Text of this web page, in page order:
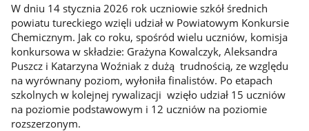
W dniu 14 stycznia 2026 rok uczniowie szkół średnich
powiatu tureckiego wzięli udział w Powiatowym Konkursie
Chemicznym. Jak co roku, spośród wielu uczniów, komisja
konkursowa w składzie: Grażyna Kowalczyk, Aleksandra
Puszcz i Katarzyna Woźniak z dużą trudnością, ze względu
na wyrównany poziom, wyłoniła finalistów. Po etapach
szkolnych w kolejnej rywalizacji wzięło udział 15 uczniów
na poziomie podstawowym i 12 uczniów na poziomie
rozszerzonym.